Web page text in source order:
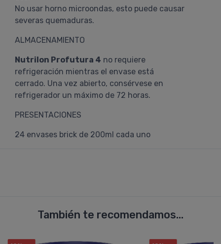
No usar horno microondas, esto puede causar
severas quemaduras.
ALMACENAMIENTO
Nutrilon Profutura 4 no requiere
refrigeración mientras el envase está
cerrado. Una vez abierto, consérvese en
refrigerador un máximo de 72 horas.
PRESENTACIONES
24 envases brick de 200ml cada uno
También te recomendamos...